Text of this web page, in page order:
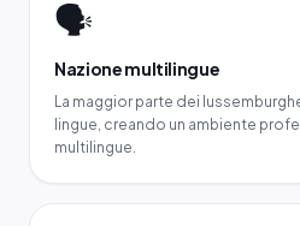
🗣️
Nazione multilingue
La maggior parte dei
lingue, creando un ambiente
multilingue.